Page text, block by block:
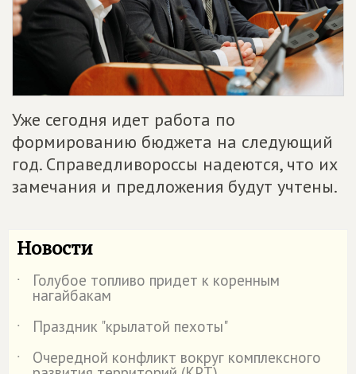
Уже сегодня идет работа по
формированию бюджета на следующий
год. Справедливороссы надеются, что их
замечания и предложения будут учтены.
Новости
˙ Голубое топливо придет к коренным
нагайбакам
˙
Праздник "крылатой пехоты"
˙
Очередной конфликт вокруг комплексного